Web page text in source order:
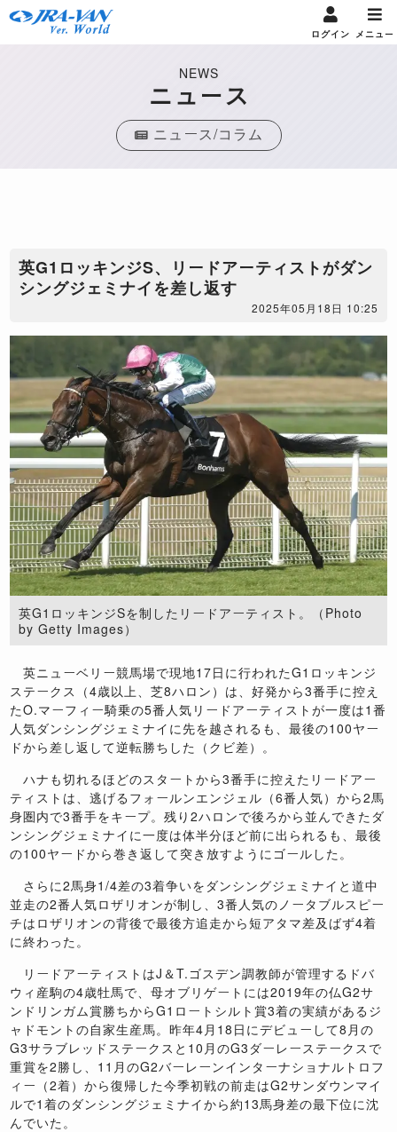
ログイン メニュー
NEWS
ニュース
ニュース/コラム
英G1ロッキンジS、リードアーティストがダン
シングジェミナイを差し返す
2025年05月18日 10:25
英G1ロッキンジSを制したリードアーティスト。（Photo
by Getty Images）
英ニューベリー競馬場で現地17日に行われたG1ロッキンジ
ステークス（4歳以上、芝8ハロン）は、好発から3番手に控え
たO.マーフィー騎乗の5番人気リードアーティストが一度は1番
人気ダンシングジェミナイに先を越されるも、最後の100ヤー
ドから差し返して逆転勝ちした（クビ差）。
ハナも切れるほどのスタートから3番手に控えたリードアー
ティストは、逃げるフォールンエンジェル（6番人気）から2馬
身圏内で3番手をキープ。残り2ハロンで後ろから並んできたダ
ンシングジェミナイに一度は体半分ほど前に出られるも、最後
の100ヤードから巻き返して突き放すようにゴールした。
さらに2馬身1/4差の3着争いをダンシングジェミナイと道中
並走の2番人気ロザリオンが制し、3番人気のノータブルスピー
チはロザリオンの背後で最後方追走から短アタマ差及ばず4着
に終わった。
リードアーティストはJ＆T.ゴスデン調教師が管理するドバ
ウィ産駒の4歳牡馬で、母オブリゲートには2019年の仏G2サ
ンドリンガム賞勝ちからG1ロートシルト賞3着の実績があるジ
ャドモントの自家生産馬。昨年4月18日にデビューして8月の
G3サラブレッドステークスと10月のG3ダーレーステークスで
重賞を2勝し、11月のG2バーレーンインターナショナルトロフ
ィー（2着）から復帰した今季初戦の前走はG2サンダウンマイ
ルで1着のダンシングジェミナイから約13馬身差の最下位に沈
んでいた。